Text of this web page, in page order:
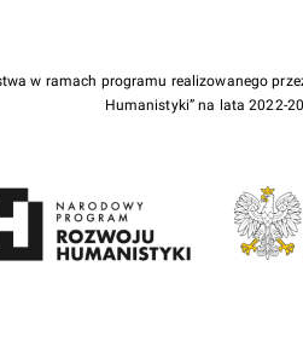
w ramach programu realizowanego
Humanistyki” na lata 2022-